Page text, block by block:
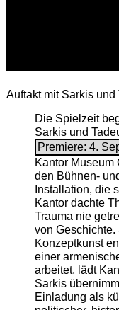
Auftakt mit Sarkis und
Die Spielzeit
Sarkisund
Premiere: 4.
Kantor
den Bühnen-
Installation, die
Kantor dachte
Trauma nie
von
Konzeptkunst
einer
arbeitet, lädt
Sarkis
Einladung als